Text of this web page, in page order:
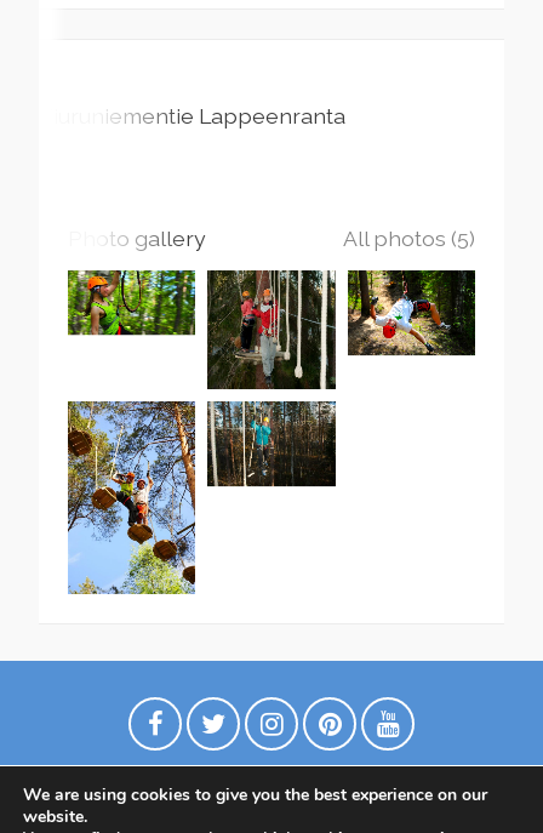
Tiuruniementie Lappeenranta
Photo gallery All photos (5)
We are using cookies to give you the best experience on our
website.